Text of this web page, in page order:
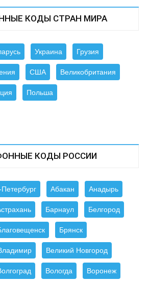
КОДЫ СТРАН МИРА
Украина Грузия
США Великобритания
Польша
КОДЫ РОССИИ
Абакан Анадырь
Барнаул Белгород
Брянск
Великий Новгород
Вологда Воронеж